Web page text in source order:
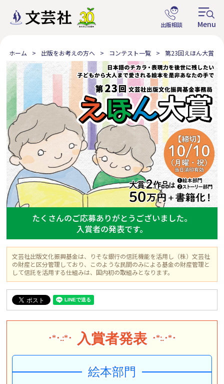
ホーム 出版をお考えの方へ コンテスト一覧 第23回えほん大賞
たくさんのご応募ありがとうございました。
入賞者の発表です。
文芸社出版文化振興基金は、りそな銀行の信託機能を活用し（株）文芸社
の財産と区分管理しており、 このような民間のみによる基金の財産管理と
して信託を活用する仕組みは、国内初の取組みとなります。
･*･.:*･ 入賞者発表 ･*:.･*･
絵本部門